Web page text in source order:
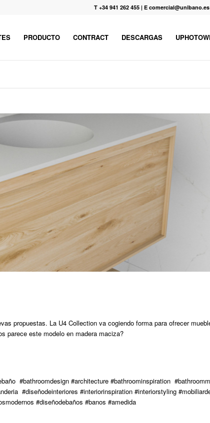
T +34 941 262 455 | E comercial@unibano.es
PRODUCTO CONTRACT DESCARGAS
propuestas. La U4 Collection va cogiendo forma para ofrecer
parece este modelo en madera maciza?
#bathroomdesign #architecture #bathroominspiration
#diseñodeinteriores #interiorinspiration #interiorstyling
#diseñodebaños #banos #amedida